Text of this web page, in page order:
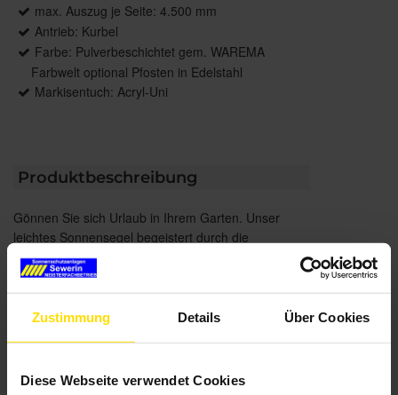
Zustimmung Details Über Cookies
Diese Webseite verwendet Cookies
max. Auszug je Seite: 4.500 mm
Antrieb: Kurbel
Farbe: Pulverbeschichtet gem. WAREMA
Farbwelt optional Pfosten in Edelstahl
Markisentuch: Acryl-Uni
Produktbeschreibung
Gönnen Sie sich Urlaub in Ihrem Garten. Unser
leichtes Sonnensegel begeistert durch die
charakteristische quadratische Tuchform und bietet
eine perfekte Kombination von modernem Design
und hochwertiger Verschattung – ganz gleich, ob
freistehend oder an der Wand montiert. Die
von Kabeln.